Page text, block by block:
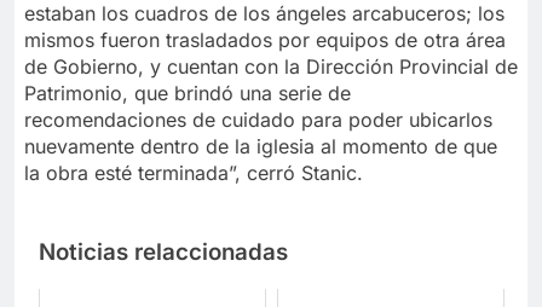
estaban los cuadros de los ángeles arcabuceros; los
mismos fueron trasladados por equipos de otra área
de Gobierno, y cuentan con la Dirección Provincial de
Patrimonio, que brindó una serie de
recomendaciones de cuidado para poder ubicarlos
nuevamente dentro de la iglesia al momento de que
la obra esté terminada”, cerró Stanic.
Noticias relaccionadas